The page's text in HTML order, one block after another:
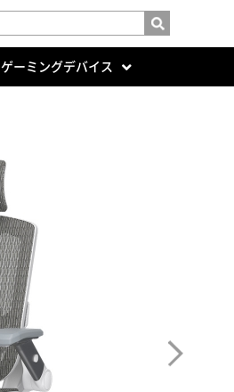
ゲーミングデバイス